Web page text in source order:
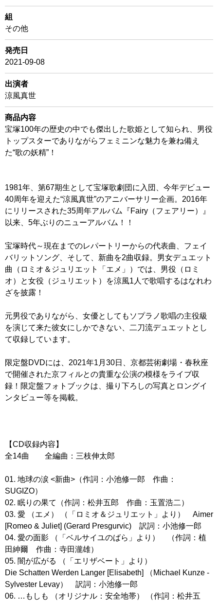
組
その他
発売日
2021-09-08
出演者
涼風真世
商品内容
宝塚100年の歴史の中でも傑出した歌姫として知られ、男役
トップスターでありながらフェミニンな魅力を兼ね備え
た“歌の妖精”！
1981年、第67期生として宝塚歌劇団に入団、今年デビュー
40周年を迎えた“涼風真世”のアニバーサリー企画。2016年
にリリースされた35周年アルバム『Fairy（フェアリー）』
以来、5年ぶりのニューアルバム！！
宝塚時代～現在までのレパートリーからの代表曲、フェイ
バリットソング、そして、新曲を2曲収録。男女デュエット
曲（ロミオ＆ジュリエット「エメ」）では、男役（ロミ
オ）と女役（ジュリエット）を涼風1人で歌唱するはなれわ
ざを披露！
元男役でありながら、女優としてもソプラノ歌唱の主役級
を演じて来た彼女にしかできない、二刀流デュエットとし
て収録しています。
限定盤DVDには、2021年1月30日、京都芸術劇場・春秋座
で開催された京フィルとの貴重な公演の模様をライブ収
録！限定盤フォトブックは、撮り下ろしの写真とロングイ
ンタビュー等を掲載。
【CD収録内容】
全14曲 全編曲：三枝伸太郎
01. 地球の涙 <新曲>（作詞：小池修一郎 作曲：
SUGIZO）
02. 眠りの果て（作詞：松井五郎 作曲：玉置浩二）
03. 愛 （エメ） （「ロミオ＆ジュリエット」より） Aimer
[Romeo & Juliet] (Gerard Presgurvic) 訳詞：小池修一郎
04. 愛の面影 （「ベルサイユのばら」より） （作詞：植
田紳爾 作曲：寺田瀧雄）
05. 闇が広がる （「エリザベート」より）
Die Schatten Werden Langer [Elisabeth] （Michael Kunze -
Sylvester Levay） 訳詞：小池修一郎
06. …もしも （オリジナル：安全地帯） （作詞：松井五